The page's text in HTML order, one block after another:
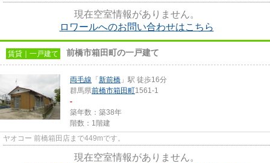
現在空室情報がありません。
ロワールへのお問い合わせはこちら
賃貸｜一戸建て 前橋市箱田町の一戸建て
両毛線 「 新前橋 」駅 徒歩16分
群馬県前橋市箱田町1561-1
-
築年数：築38年
階数：1階建
ヤオコー 前橋箱田店まで449mです。
現在空室情報がありません。